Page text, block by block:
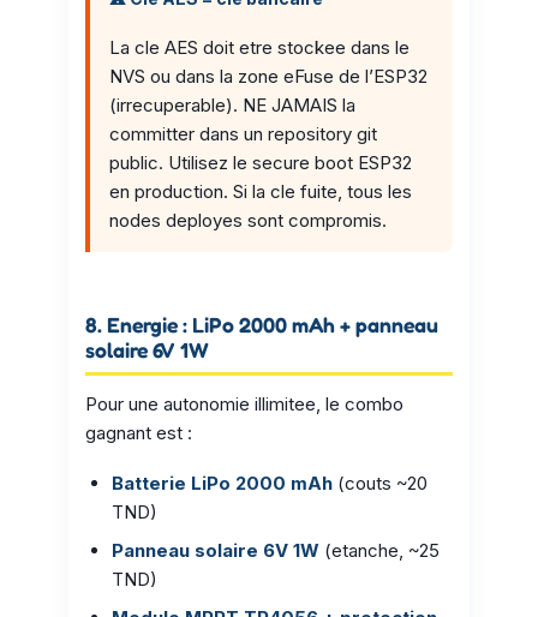
La cle AES doit etre stockee dans le
NVS ou dans la zone eFuse de l’ESP32
(irrecuperable). NE JAMAIS la
committer dans un repository git
public. Utilisez le secure boot ESP32
en production. Si la cle fuite, tous les
nodes deployes sont compromis.
8. Energie : LiPo 2000 mAh + panneau
solaire 6V 1W
Pour une autonomie illimitee, le combo
gagnant est :
Batterie LiPo 2000 mAh (couts ~20
TND)
Panneau solaire 6V 1W (etanche, ~25
TND)